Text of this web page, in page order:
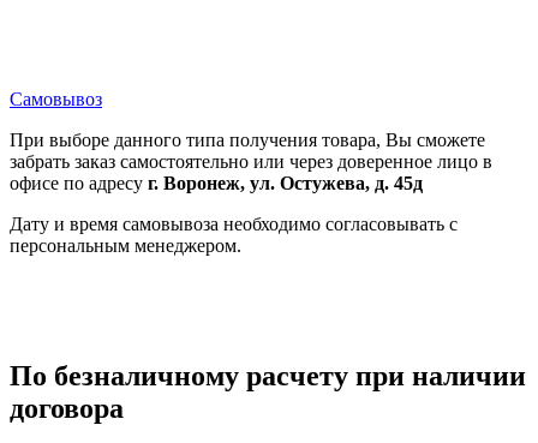
Самовывоз
При выборе данного типа получения товара, Вы сможете
забрать заказ самостоятельно или через доверенное лицо в
офисе по адресу г. Воронеж, ул. Остужева, д. 45д
Дату и время самовывоза необходимо согласовывать с
персональным менеджером.
По безналичному расчету при наличии
договора